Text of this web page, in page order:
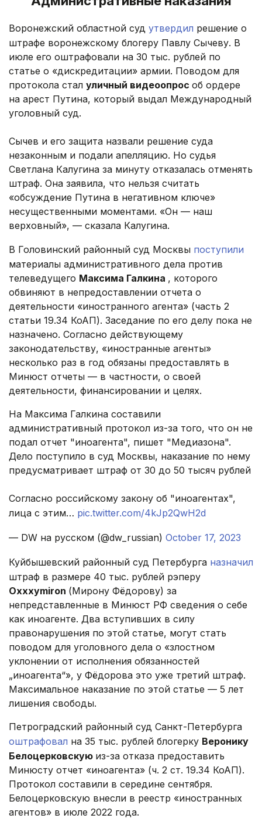
Воронежский областной суд утвердил решение о
штрафе воронежскому блогеру Павлу Сычеву. В
июле его оштрафовали на 30 тыс. рублей по
статье о «дискредитации» армии. Поводом для
протокола стал уличный видеоопрос об ордере
на арест Путина, который выдал Международный
уголовный суд.
Сычев и его защита назвали решение суда
незаконным и подали апелляцию. Но судья
Светлана Калугина за минуту отказалась отменять
штраф. Она заявила, что нельзя считать
«обсуждение Путина в негативном ключе»
несущественными моментами. «Он — наш
верховный», — сказала Калугина.
В Головинский районный суд Москвы поступили
материалы административного дела против
телеведущего Максима Галкина , которого
обвиняют в непредоставлении отчета о
деятельности «иностранного агента» (часть 2
статьи 19.34 КоАП). Заседание по его делу пока не
назначено. Согласно действующему
законодательству, «иностранные агенты»
несколько раз в год обязаны предоставлять в
Минюст отчеты — в частности, о своей
деятельности, финансировании и целях.
На Максима Галкина составили
административный протокол из-за того, что он не
подал отчет "иноагента", пишет "Медиазона".
Дело поступило в суд Москвы, наказание по нему
предусматривает штраф от 30 до 50 тысяч рублей
Согласно российскому закону об "иноагентах",
лица с этим… pic.twitter.com/4kJp2QwH2d
— DW на русском (@dw_russian) October 17, 2023
Куйбышевский районный суд Петербурга назначил
штраф в размере 40 тыс. рублей рэперу
Oxxxymiron (Мирону Фёдорову) за
непредставленные в Минюст РФ сведения о себе
как иноагенте. Два вступивших в силу
правонарушения по этой статье, могут стать
поводом для уголовного дела о «злостном
уклонении от исполнения обязанностей
„иноагента“», у Фёдорова это уже третий штраф.
Максимальное наказание по этой статье — 5 лет
лишения свободы.
Петроградский районный суд Санкт-Петербурга
оштрафовал на 35 тыс. рублей блогерку Веронику
Белоцерковскую из-за отказа предоставить
Минюсту отчет «иноагента» (ч. 2 ст. 19.34 КоАП).
Протокол составили в середине сентября.
Белоцерковскую внесли в реестр «иностранных
агентов» в июле 2022 года.